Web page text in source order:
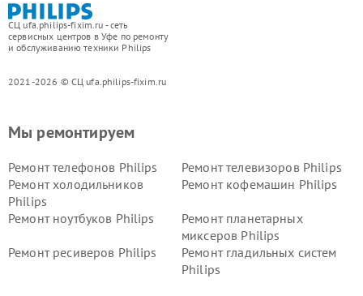
СЦ ufa.philips-fixim.ru - сеть
сервисных центров в Уфе по ремонту
и обслуживанию техники Philips
2021-2026 © СЦ ufa.philips-fixim.ru
Мы ремонтируем
Ремонт телефонов Philips
Ремонт телевизоров Philips
Ремонт холодильников
Philips
Ремонт кофемашин Philips
Ремонт ноутбуков Philips
Ремонт планетарных
миксеров Philips
Ремонт ресиверов Philips
Ремонт гладильных систем
Philips